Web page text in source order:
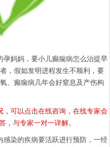
妈妈，要小儿癫痫病怎么治提早
，假如发明进程发生不顺利，要
、癫痫病几年会好窒息及产伤构
，可以点击在线咨询，在线专家会
，与专家一对一详解。
染的疾病要活跃进行预防，一经